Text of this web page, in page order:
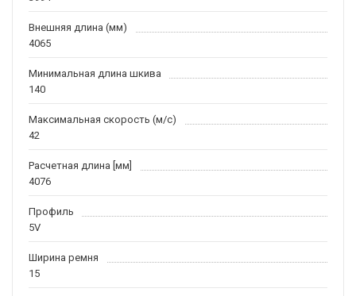
Внешняя длина (мм)
4065
Минимальная длина шкива
140
Максимальная скорость (м/c)
42
Расчетная длина [мм]
4076
Профиль
5V
Ширина ремня
15